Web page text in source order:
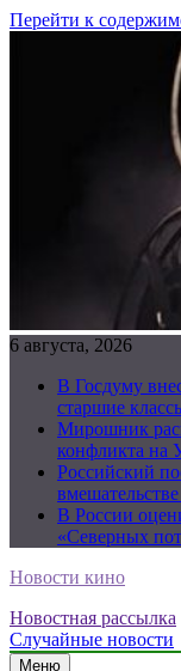
Перейти к
6 августа, 2026
В Госдуму
старшие
Мирошник
конфликта на
Российский
В России
«Северных
Новости кино
Новостная рассылка
Случайные новости
Меню